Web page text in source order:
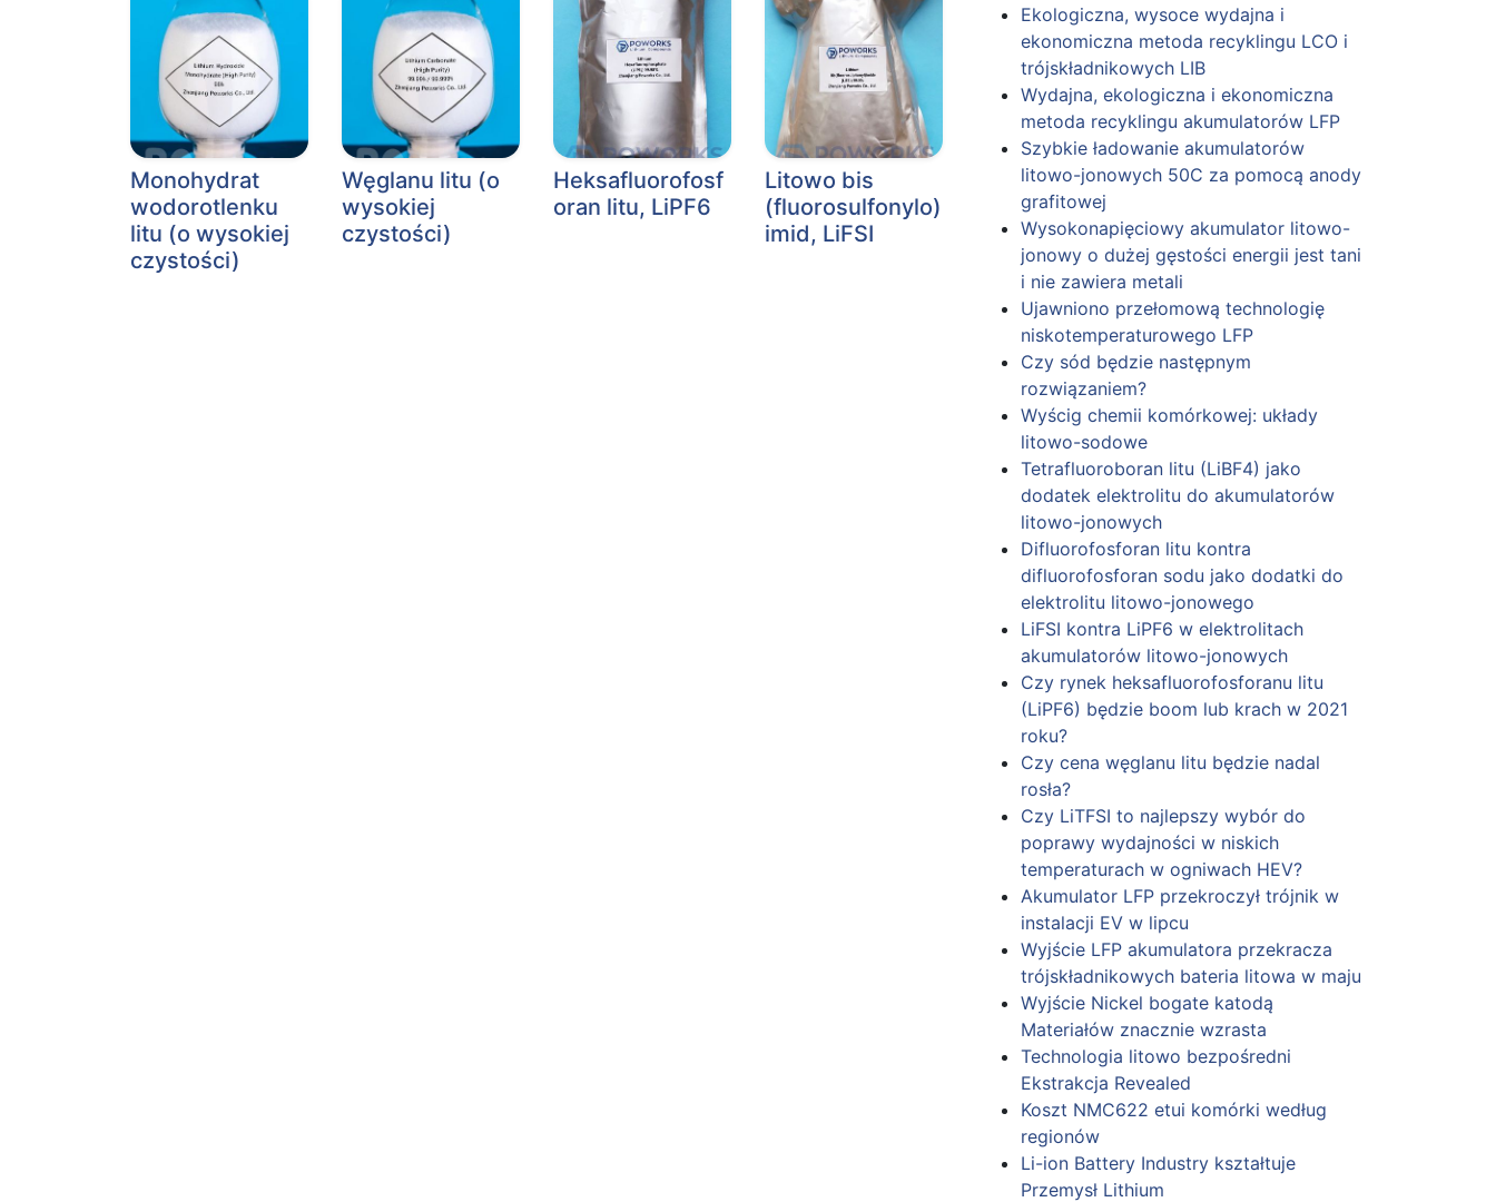
Monohydrat
wodorotlenku
litu (o wysokiej
czystości)
Węglanu litu (o
wysokiej
czystości)
Heksafluorofosf
oran litu, LiPF6
Litowo bis
(fluorosulfonylo)
imid, LiFSI
Ekologiczna, wysoce wydajna i
ekonomiczna metoda recyklingu LCO i
trójskładnikowych LIB
Wydajna, ekologiczna i ekonomiczna
metoda recyklingu akumulatorów LFP
Szybkie ładowanie akumulatorów
litowo-jonowych 50C za pomocą anody
grafitowej
Wysokonapięciowy akumulator litowo-
jonowy o dużej gęstości energii jest tani
i nie zawiera metali
Ujawniono przełomową technologię
niskotemperaturowego LFP
Czy sód będzie następnym
rozwiązaniem?
Wyścig chemii komórkowej: układy
litowo-sodowe
Tetrafluoroboran litu (LiBF4) jako
dodatek elektrolitu do akumulatorów
litowo-jonowych
Difluorofosforan litu kontra
difluorofosforan sodu jako dodatki do
elektrolitu litowo-jonowego
LiFSI kontra LiPF6 w elektrolitach
akumulatorów litowo-jonowych
Czy rynek heksafluorofosforanu litu
(LiPF6) będzie boom lub krach w 2021
roku?
Czy cena węglanu litu będzie nadal
rosła?
Czy LiTFSI to najlepszy wybór do
poprawy wydajności w niskich
temperaturach w ogniwach HEV?
Akumulator LFP przekroczył trójnik w
instalacji EV w lipcu
Wyjście LFP akumulatora przekracza
trójskładnikowych bateria litowa w maju
Wyjście Nickel bogate katodą
Materiałów znacznie wzrasta
Technologia litowo bezpośredni
Ekstrakcja Revealed
Koszt NMC622 etui komórki według
regionów
Li-ion Battery Industry kształtuje
Przemysł Lithium